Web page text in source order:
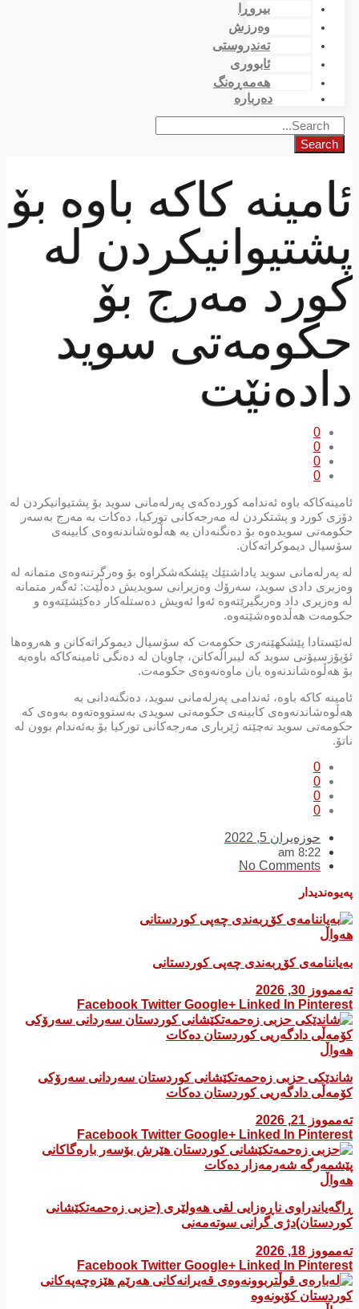
بیروڕا
وەرزش
تەندروستی
ئابووری
هەمەڕەنگ
دەربارە
Search
ئامینە كاكە باوە بۆ
پشتیوانیكردن لە
كورد مەرج بۆ
حكومەتی سوید
دادەنێت
0
0
0
0
ئامینەكاكە باوە ئەندامە کوردەکەی پەرلەمانی سوید بۆ پشتیوانیكردن لە
دۆزی كورد و پشتكردن لە مەرجەكانی توركیا، دەكات بە مەرج بەسەر
حكومەتی سویدەوە بۆ دەنگنەدان بە هەڵوەشاندنەوەی كابینەی
سۆسیال دیموكراتەكان.
لە پەرلەمانی سوید یاداشتێك پێشكەشكراوە بۆ وەرگرتنەوەی متمانە لە
وەزیری دادی سوید، سەرۆك وەزیرانی سویدیش دەڵێت: ئەگەر متمانە
لە وەزیری داد وەربگیرێتەوە ئەوا ئەویش دەستلەكار دەكێشێتەوە و
حكومەت هەڵدەوەشێتەوە.
لەئێستادا پێشكهێنەری حكومەت كە سۆسیال دیموكراتەكانن و هەروەها
ئۆپۆزسیۆنی سوید كە لیبراڵەكانن، چاویان لە دەنگی ئامینەكاكە باوەیە
بۆ هەڵوەشاندنەوە یان ماوەنەوەی حكومەت.
ئامینە كاكە باوە، ئەندامی پەرلەمانی سوید، دەنگنەدانی بە
هەڵوەشاندنەوەی كابینەی حكومەتی سویدی بەستووەتەوە بەوەی كە
حكومەتی سوید نەچێتە ژێرباری مەرجەكانی توركیا بۆ بەئەندام بوون لە
ناتۆ.
0
0
0
0
حوزه‌یران 5, 2022
8:22 am
No Comments
پەیوەندیدار
هەواڵ
بەیاننامەی کۆڕبەندی چەپی کوردستانی
تەممووز 30, 2026
Facebook Twitter Google+ Linked In Pinterest
هەواڵ
شاندێکی حزبی زەحمەتکێشانی کوردستان سەردانی سەرۆکی
کۆمەڵی دادگەریی کوردستان دەکات
تەممووز 21, 2026
Facebook Twitter Google+ Linked In Pinterest
هەواڵ
ڕاگەیاندراوی ناڕەزایی لقی هەولێری (حزبی زەحمەتکێشانی
کوردستان)دژی گرانی سوتەمەنی
تەممووز 18, 2026
Facebook Twitter Google+ Linked In Pinterest